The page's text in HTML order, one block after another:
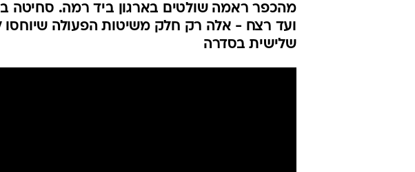
מהכפר ראמה שולטים בארגון ביד רמה. סחיטה
ועד רצח - אלה רק חלק משיטות הפעולה
שלישית בסדרה